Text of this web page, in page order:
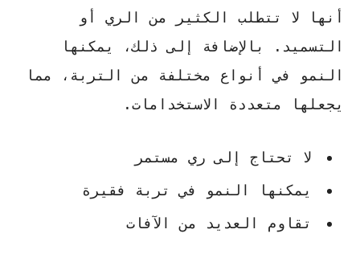
أنها لا تتطلب الكثير من الري أو
التسميد. بالإضافة إلى ذلك، يمكنها
النمو في أنواع مختلفة من التربة، مما
يجعلها متعددة الاستخدامات.
لا تحتاج إلى ري مستمر
يمكنها النمو في تربة فقيرة
تقاوم العديد من الآفات